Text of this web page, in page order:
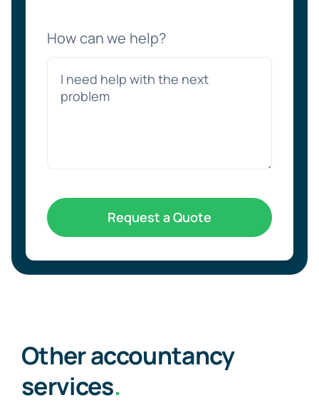
How can we help?
Request a Quote
Other accountancy
services.